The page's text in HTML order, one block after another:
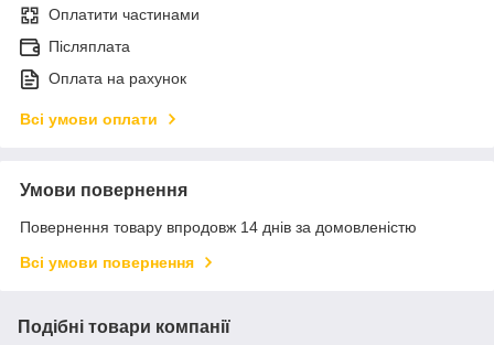
Оплатити частинами
Післяплата
Оплата на рахунок
Всі умови оплати
Умови повернення
Повернення товару впродовж 14 днів за домовленістю
Всі умови повернення
Подібні товари компанії